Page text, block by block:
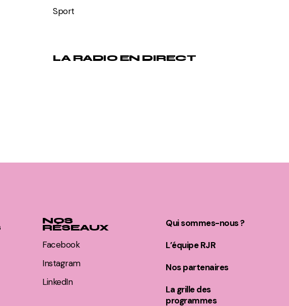
Sport
LA RADIO EN DIRECT
NOS
RÉSEAUX
Facebook
Instagram
LinkedIn
Qui sommes-nous ?
L’équipe RJR
Nos partenaires
La grille des
programmes